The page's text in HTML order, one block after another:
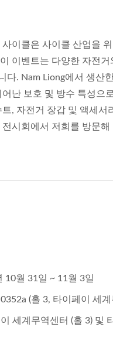
이클은 사이클 산업을
이벤트는 다양한 자전거
다. Nam Liong에서 생산
난 보호 및 방수 특성으
, 자전거 장갑 및 액세서
전시회에서 저희를 방문해
10월 31일 ~ 11월 3일
(홀 3, 타이페이 세
세계무역센터 (홀 3) 및